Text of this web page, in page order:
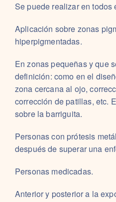
Se puede realizar en todos
Aplicación sobre zonas
hiperpigmentadas.
En zonas pequeñas y que
definición: como en el
zona cercana al ojo,
corrección de patillas, etc.
sobre la barriguita.
Personas con prótesis
después de superar una
Personas medicadas.
Anterior y posterior a la